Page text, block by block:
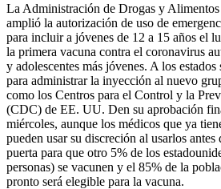
La Administración de Drogas y
amplió la autorización de uso de
para incluir a jóvenes de 12 a 15 años el
la primera vacuna contra el coronavirus
y adolescentes más jóvenes. A los
para administrar la inyección al nuevo
como los Centros para el Control y la
(CDC) de EE. UU. Den su aprobación
miércoles, aunque los médicos que ya
pueden usar su discreción al usarlos
puerta para que otro 5% de los
personas) se vacunen y el 85% de la
pronto será elegible para la vacuna.